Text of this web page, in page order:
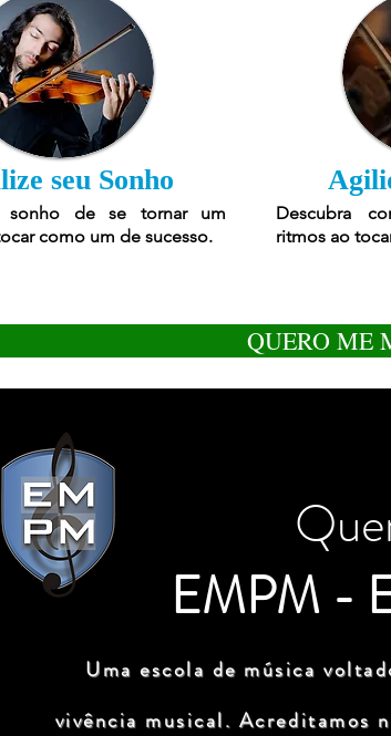
seu Sonho
sonho de se tornar um
como um de sucesso.
Descubra
ritmos ao
QUERO ME
EMPM -
Uma escola de música
vivência musical. Acreditamos